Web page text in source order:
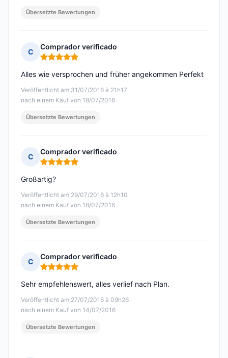
Übersetzte Bewertungen
C
Comprador verificado
Hinweis: 5 von 5
Veröffentlicht am 31/07/2016 à 21h17
nach einem Kauf von 18/07/2016
Alles wie versprochen und früher angekommen Perfekt
Übersetzte Bewertungen
C
Comprador verificado
Hinweis: 5 von 5
Veröffentlicht am 29/07/2016 à 12h10
nach einem Kauf von 18/07/2016
Großartig?
Übersetzte Bewertungen
C
Comprador verificado
Hinweis: 5 von 5
Veröffentlicht am 27/07/2016 à 09h26
nach einem Kauf von 14/07/2016
Sehr empfehlenswert, alles verlief nach Plan.
Übersetzte Bewertungen